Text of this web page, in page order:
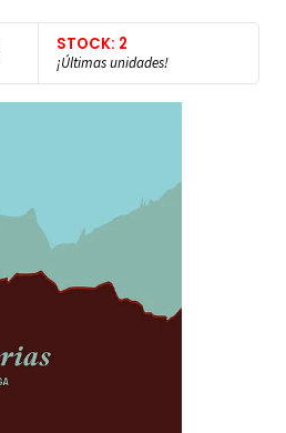
STOCK: 2
¡Últimas unidades!